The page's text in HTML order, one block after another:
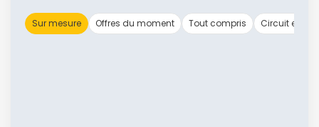
Sur mesure Offres du moment Tout compris Circuit en